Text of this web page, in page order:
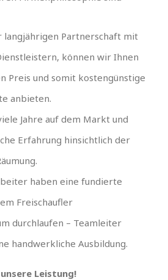
langjährigen Partnerschaft mit
können wir Ihnen
Preis und somit kostengünstige
anbieten.
Jahre auf dem Markt und
Erfahrung hinsichtlich der
haben eine fundierte
Freischaufler
durchlaufen – Teamleiter
handwerkliche Ausbildung.
Leistung!